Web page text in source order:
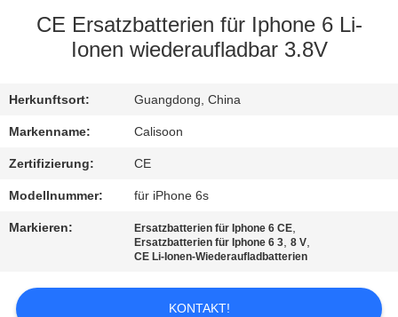
FABRIK
QUALITÄTSKONTROLLE
REFERENZEN
POLICY
CE Ersatzbatterien für Iphone 6 Li-
Ionen wiederaufladbar 3.8V
Herkunftsort: Guangdong, China
Markenname: Calisoon
Zertifizierung: CE
Modellnummer: für iPhone 6s
Markieren: Ersatzbatterien für Iphone 6 CE,
Ersatzbatterien für Iphone 6 3,8 V,
CE Li-Ionen-Wiederaufladbatterien
KONTAKT!